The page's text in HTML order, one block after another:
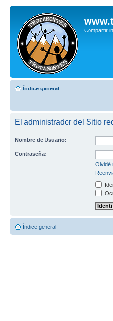
Compartir
Índice general
El administrador del Sitio
Nombre de Usuario:
Contraseña:
Olvidé
Índice general